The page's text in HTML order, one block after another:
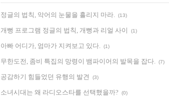
정글의 법칙, 악어의 눈물을 흘리지 마라. (13)
개뻥 프로그램 정글의 법칙, 개뻥과 리얼 사이 (1)
아빠 어디가, 엄마가 지켜보고 있다. (1)
무한도전, 좀비 특집의 망령이 뱀파이어의 발목을 잡다. (7)
공감하기 힘들었던 유행의 발견 (3)
소녀시대는 왜 라디오스타를 선택했을까? (0)